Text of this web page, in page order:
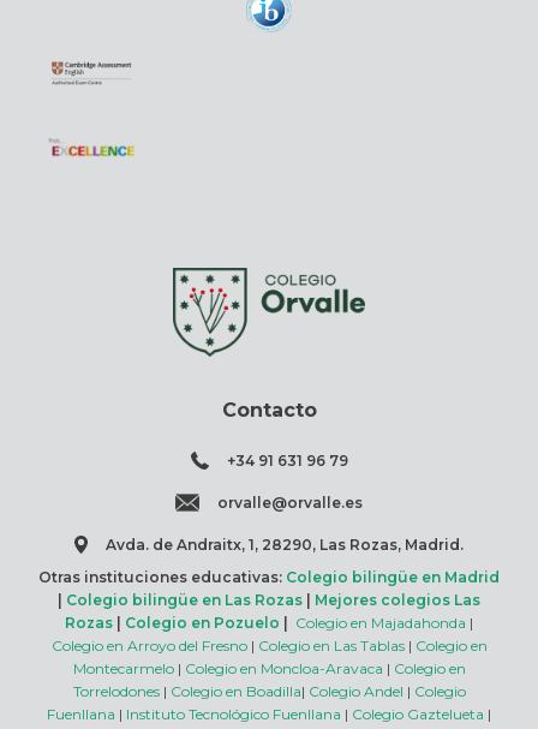
Contacto
+34 91 631 96 79
orvalle@orvalle.es
Avda. de Andraitx, 1, 28290, Las Rozas, Madrid.
Otras instituciones educativas: Colegio bilingüe en Madrid
Colegio bilingüe en Las Rozas
Mejores colegios Las
Rozas
Colegio en Pozuelo Colegio en Majadahonda |
Colegio en Arroyo del Fresno| Colegio en Las Tablas| Colegio en
Montecarmelo| Colegio en Moncloa-Aravaca | Colegio en
Torrelodones| Colegio en Boadilla| Colegio Andel | Colegio
Fuenllana | Instituto Tecnológico Fuenllana | Colegio Gaztelueta |